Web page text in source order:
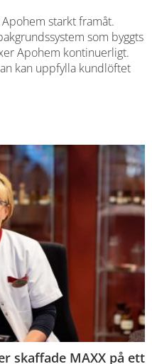
starkt framåt.
som byggts
Apohem kontinuerligt.
kan uppfylla kundlöftet
skaffade MAXX på ett